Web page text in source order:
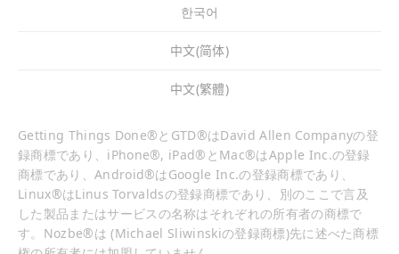
한국어
中文(简体)
中文(繁體)
Getting Things Done®とGTD®はDavid Allen Companyの登
録商標であり、iPhone®, iPad®とMac®はApple Inc.の登録
商標であり、Android®はGoogle Inc.の登録商標であり、
Linux®はLinus Torvaldsの登録商標であり、別のここで言及
した製品またはサービスの名称はそれぞれの所有者の商標で
す。Nozbe®は (Michael Sliwinskiの登録商標)先に述べた商標